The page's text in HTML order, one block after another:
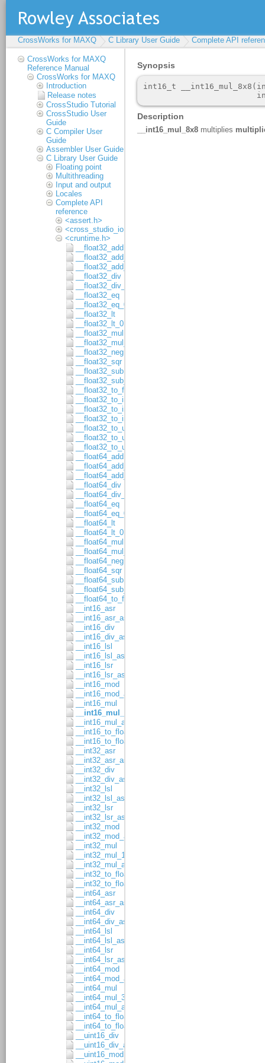
CrossWorks for MAXQ C Library User Guide Complete API
CrossWorks for MAXQ
Reference Manual
CrossWorks for MAXQ
Introduction
Release notes
CrossStudio Tutorial
CrossStudio User
Guide
C Compiler User
Guide
Assembler User Guide
C Library User Guide
Floating point
Multithreading
Input and output
Locales
Complete API
reference
<assert.h>
<cross_studio_io.h>
<cruntime.h>
__float32_add
__float32_add_1
__float32_add_asgn
__float32_div
__float32_div_asgn
__float32_eq
__float32_eq_0
__float32_lt
__float32_lt_0
__float32_mul
__float32_mul_asgn
__float32_neg
__float32_sqr
__float32_sub
__float32_sub_asgn
__float32_to_float64
__float32_to_int16
__float32_to_int32
__float32_to_int64
__float32_to_uint16
__float32_to_uint32
__float32_to_uint64
__float64_add
__float64_add_1
__float64_add_asgn
__float64_div
__float64_div_asgn
__float64_eq
__float64_eq_0
__float64_lt
__float64_lt_0
__float64_mul
__float64_mul_asgn
__float64_neg
__float64_sqr
__float64_sub
__float64_sub_asgn
__float64_to_float32
__int16_asr
__int16_asr_asgn
__int16_div
__int16_div_asgn
__int16_lsl
__int16_lsl_asgn
__int16_lsr
__int16_lsr_asgn
__int16_mod
__int16_mod_asgn
__int16_mul
__int16_mul_8x8
__int16_mul_asgn
__int16_to_float32
__int16_to_float64
__int32_asr
__int32_asr_asgn
__int32_div
__int32_div_asgn
__int32_lsl
__int32_lsl_asgn
__int32_lsr
__int32_lsr_asgn
__int32_mod
__int32_mod_asgn
__int32_mul
__int32_mul_16x16
__int32_mul_asgn
__int32_to_float32
__int32_to_float64
__int64_asr
__int64_asr_asgn
__int64_div
__int64_div_asgn
__int64_lsl
__int64_lsl_asgn
__int64_lsr
__int64_lsr_asgn
__int64_mod
__int64_mod_asgn
__int64_mul
__int64_mul_32x32
__int64_mul_asgn
__int64_to_float32
__int64_to_float64
__uint16_div
__uint16_div_asgn
__uint16_mod